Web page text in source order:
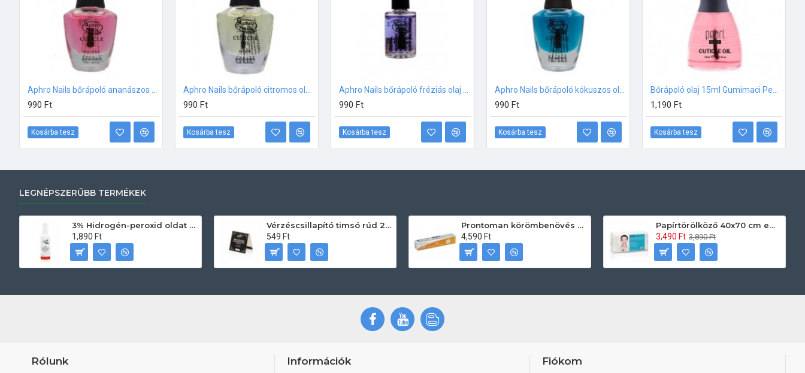
990 Ft
Kosárba tesz
990 Ft
Kosárba tesz
990 Ft
Kosárba tesz
990 Ft
Kosárba tesz
1,190 Ft
Kosárba tesz
LEGNÉPSZERŰBB TERMÉKEK
3% Hidrogén-peroxid oldat (sebfertőtlenítő) 100ml
1,890 Ft
Vérzéscsillapító timsó rúd 20db
549 Ft
Prontoman körömbenövés kezelő gél tamponáláshoz 20 ml
4,590 Ft
Papírtörölköző 40x70 cm egyszerhasználatos 60db/csomag
3,490 Ft 3,890 Ft
Rólunk Információk Fiókom